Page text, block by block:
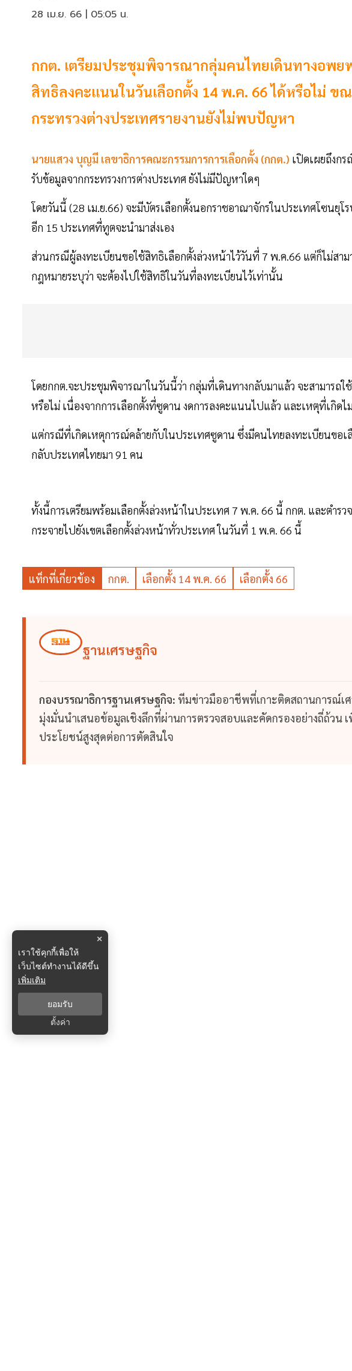
28 เม.ย. 66 | 05:05 น.
กกต. เตรียมประชุมพิจารณากลุ่มคนไทยเดินทางอพ
สิทธิลงคะแนนในวันเลือกตั้ง 14 พ.ค. 66 ได้หรือไม่ ข
กระทรวงต่างประเทศรายงานยังไม่พบปัญหา
นายแสวง บุญมี เลขาธิการคณะกรรมการการเลือกตั้ง (กกต.) เปิดเผยถึงก
รับข้อมูลจากกระทรวงการต่างประเทศ ยังไม่มีปัญหาใดๆ
โดยวันนี้ (28 เม.ย.66) จะมีบัตรเลือกตั้งนอกราชอาณาจักรในประเทศโซนยุ
อีก 15 ประเทศที่ทูตจะนำมาส่งเอง
ส่วนกรณีผู้ลงทะเบียนขอใช้สิทธิเลือกตั้งล่วงหน้าไว้วันที่ 7 พ.ค.66 แต่ก็ไม่สาม
กฎหมายระบุว่า จะต้องไปใช้สิทธิในวันที่ลงทะเบียนไว้เท่านั้น
โดยกกต.จะประชุมพิจารณาในวันนี้ว่า กลุ่มที่เดินทางกลับมาแล้ว จะสามารถ
หรือไม่ เนื่องจากการเลือกตั้งที่ซูดาน งดการลงคะแนนไปแล้ว และเหตุที่เกิด
แต่กรณีที่เกิดเหตุการณ์คล้ายกับในประเทศซูดาน ซึ่งมีคนไทยลงทะเบียนขอ
กลับประเทศไทยมา 91 คน
ทั้งนี้การเตรียมพร้อมเลือกตั้งล่วงหน้าในประเทศ 7 พ.ค. 66 นี้ กกต. และตำร
กระจายไปยังเขตเลือกตั้งล่วงหน้าทั่วประเทศ ในวันที่ 1 พ.ค. 66 นี้
แท็กที่เกี่ยวข้อง กกต. เลือกตั้ง 14 พ.ค. 66 เลือกตั้ง 66
ฐานเศรษฐกิจ
กองบรรณาธิการฐานเศรษฐกิจ: ทีมข่าวมืออาชีพที่เกาะติดสถานการณ์เ
มุ่งมั่นนำเสนอข้อมูลเชิงลึกที่ผ่านการตรวจสอบและคัดกรองอย่างถี่ถ้วน
ประโยชน์สูงสุดต่อการตัดสินใจ
×
เราใช้คุกกี้เพื่อให้
เว็บไซต์ทำงานได้ดีขึ้น
เพิ่มเติม
ยอมรับ
ตั้งค่า